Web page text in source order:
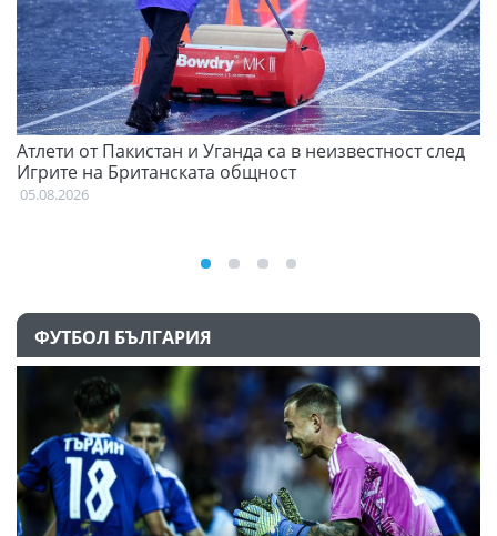
Атлети от Пакистан и Уганда са в неизвестност след
Игрите на Британската общност
05.08.2026
ФУТБОЛ БЪЛГАРИЯ